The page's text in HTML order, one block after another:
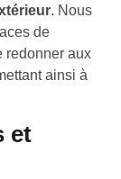
. Nous
de
redonner aux
ainsi à
et